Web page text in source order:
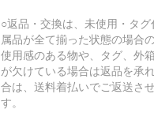
○返品・交換は、未使用・タ
属品が全て揃った状態の場合
使用感のある物や、タグ、外
が欠けている場合は返品を承
合は、送料着払いでご返送さ
す。